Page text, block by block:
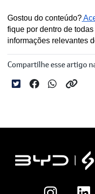
Gostou do conteúdo?
fique por dentro de
informações relevantes
Compartilhe esse artigo